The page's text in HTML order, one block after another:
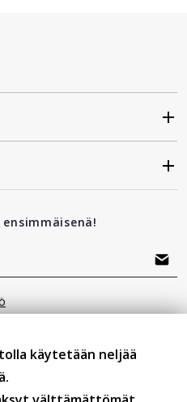
käytetään neljää